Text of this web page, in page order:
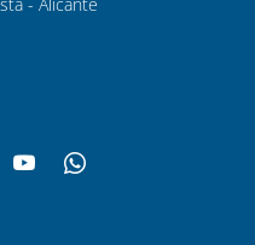
- Alicante